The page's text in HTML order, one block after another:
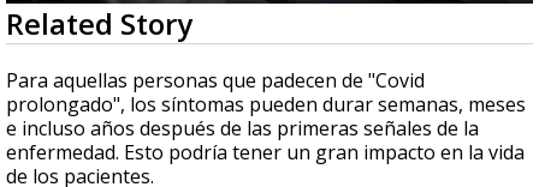
0
seconds
of
2
minutes,
24
seconds
Related Story
Para aquellas personas que padecen de "Covid
prolongado", los síntomas pueden durar semanas, meses
e incluso años después de las primeras señales de la
enfermedad. Esto podría tener un gran impacto en la vida
de los pacientes.